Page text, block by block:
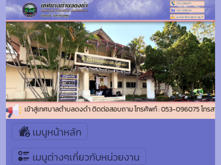
นรับเข้าสู่เทศบาลตำบลดงดำ ติดต่อสอบถาม โทรศัพท์ : 053-096075 โทรสาร
เมนูหน้าหลัก
เมนูต่างๆเกี่ยวกับหน่วยงาน